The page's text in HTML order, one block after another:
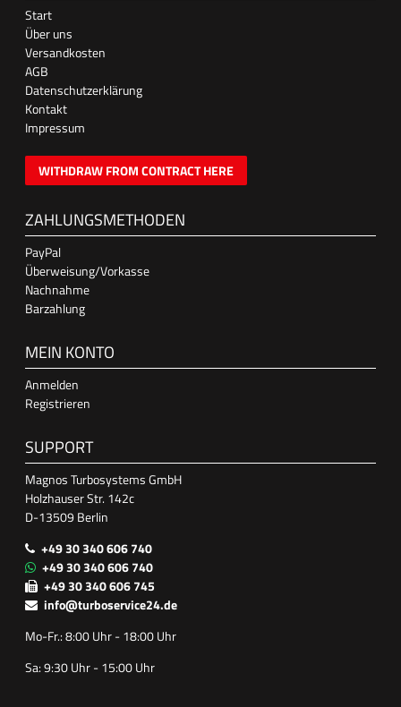
Start
Über uns
Versandkosten
AGB
Datenschutzerklärung
Kontakt
Impressum
WITHDRAW FROM CONTRACT HERE
ZAHLUNGSMETHODEN
PayPal
Überweisung/Vorkasse
Nachnahme
Barzahlung
MEIN KONTO
Anmelden
Registrieren
SUPPORT
Magnos Turbosystems GmbH
Holzhauser Str. 142c
D-13509 Berlin
+49 30 340 606 740
+49 30 340 606 740
+49 30 340 606 745
info@turboservice24.de
Mo-Fr.: 8:00 Uhr - 18:00 Uhr
Sa: 9:30 Uhr - 15:00 Uhr